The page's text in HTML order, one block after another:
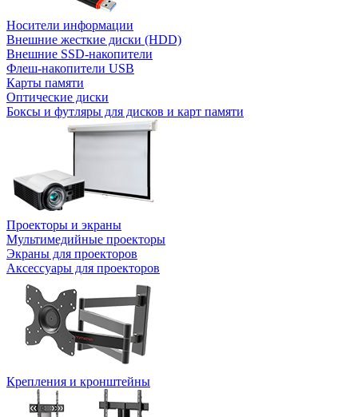
Носители информации
Внешние жесткие диски (HDD)
Внешние SSD-накопители
Флеш-накопители USB
Карты памяти
Оптические диски
Боксы и футляры для дисков и карт памяти
Проекторы и экраны
Мультимедийные проекторы
Экраны для проекторов
Аксессуары для проекторов
Крепления и кронштейны